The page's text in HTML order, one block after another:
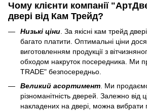
Чому клієнти компанії
двері від Кам Трейд?
Низькі ціни . За якісні кам трейд
багато платити. Оптимальні ціни
виготовленням продукції з
обходом накруток посередника. Ми
TRADE" безпосередньо.
Великий асортимент . Ми
різноманітність дверей. Залежно від
накладених на двері, можна вибрати